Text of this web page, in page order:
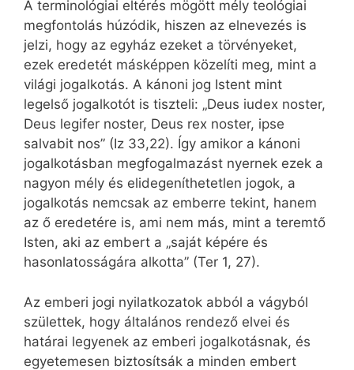
A terminológiai eltérés mögött mély teológiai
megfontolás húzódik, hiszen az elnevezés is
jelzi, hogy az egyház ezeket a törvényeket,
ezek eredetét másképpen közelíti meg, mint a
világi jogalkotás. A kánoni jog Istent mint
legelső jogalkotót is tiszteli: „Deus iudex noster,
Deus legifer noster, Deus rex noster, ipse
salvabit nos” (Iz 33,22). Így amikor a kánoni
jogalkotásban megfogalmazást nyernek ezek a
nagyon mély és elidegeníthetetlen jogok, a
jogalkotás nemcsak az emberre tekint, hanem
az ő eredetére is, ami nem más, mint a teremtő
Isten, aki az embert a „saját képére és
hasonlatosságára alkotta” (Ter 1, 27).
Az emberi jogi nyilatkozatok abból a vágyból
születtek, hogy általános rendező elvei és
határai legyenek az emberi jogalkotásnak, és
egyetemesen biztosítsák a minden embert